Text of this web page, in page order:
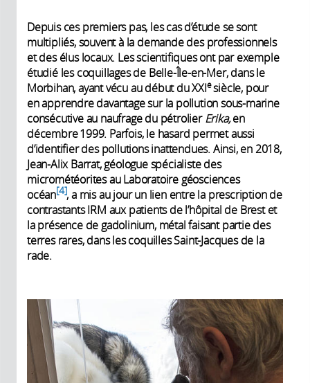
Depuis ces premiers pas, les cas d’étude se sont
multipliés, souvent à la demande des professionnels
et des élus locaux. Les scientifiques ont par exemple
étudié les coquillages de Belle-Île-en-Mer, dans le
Morbihan, ayant vécu au début du XXIesiècle, pour
en apprendre davantage sur la pollution sous-marine
consécutive au naufrage du pétrolierErika,en
décembre 1999. Parfois, le hasard permet aussi
d’identifier des pollutions inattendues. Ainsi, en 2018,
Jean-Alix Barrat, géologue spécialiste des
micrométéorites au Laboratoire géosciences
océan 4 , a mis au jour un lien entre la prescription de
contrastants IRM aux patients de ­l’hôpital de Brest et
la présence de gadolinium, métal faisant partie des
terres rares, dans les coquilles ­Saint-Jacques de la
rade.